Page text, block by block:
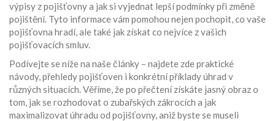
výpisy z pojišťovny a jak si vyjednat lepší podmínky při změně
pojištění. Tyto informace vám pomohou nejen pochopit, co vaše
pojišťovna hradí, ale také jak získat co nejvíce z vašich
pojišťovacích smluv.
Podívejte se níže na naše články – najdete zde praktické
návody, přehledy pojišťoven i konkrétní příklady úhrad v
různých situacích. Věříme, že po přečtení získáte jasný obraz o
tom, jak se rozhodovat o zubařských zákrocích a jak
maximalizovat úhradu od pojišťovny, aniž byste se museli